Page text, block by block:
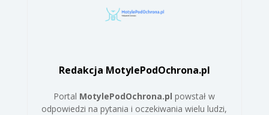
Redakcja MotylePodOchrona.pl
Portal MotylePodOchrona.pl powstał w
odpowiedzi na pytania i oczekiwania wielu ludzi,